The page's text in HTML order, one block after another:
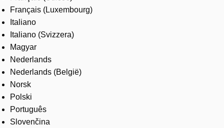
Français (Luxembourg)
Italiano
Italiano (Svizzera)
Magyar
Nederlands
Nederlands (België)
Norsk
Polski
Português
Slovenčina